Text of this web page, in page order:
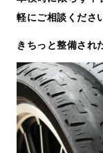
軽にご相談くださ
きちっと整備され